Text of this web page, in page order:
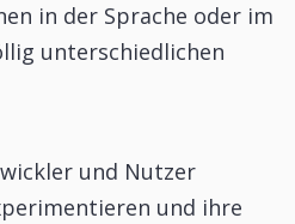
in der Sprache oder im
unterschiedlichen
und Nutzer
und ihre